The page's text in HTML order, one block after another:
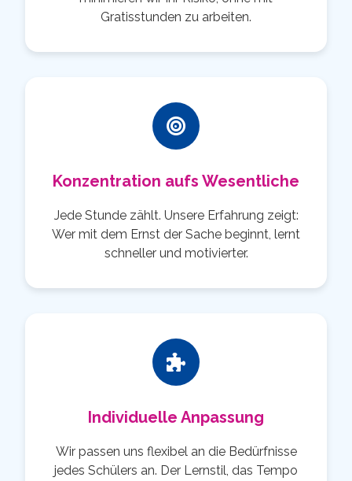
Gratisstunden zu arbeiten.
Konzentration aufs Wesentliche
Jede Stunde zählt. Unsere Erfahrung zeigt:
Wer mit dem Ernst der Sache beginnt, lernt
schneller und motivierter.
Individuelle Anpassung
Wir passen uns flexibel an die Bedürfnisse
jedes Schülers an. Der Lernstil, das Tempo